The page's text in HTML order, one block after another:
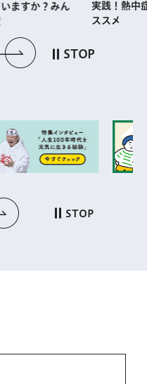
ドを表示 次のスライドを
STOP
ますか？みん
実践！熱中
ススメ
ドを表示 次のスライドを表
STOP